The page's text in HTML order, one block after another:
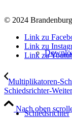
Schiedsrichter
© 2024
Link zu
Link zu
Link zu
Multiplikatoren-
Schiedsrichter-
Nach oben